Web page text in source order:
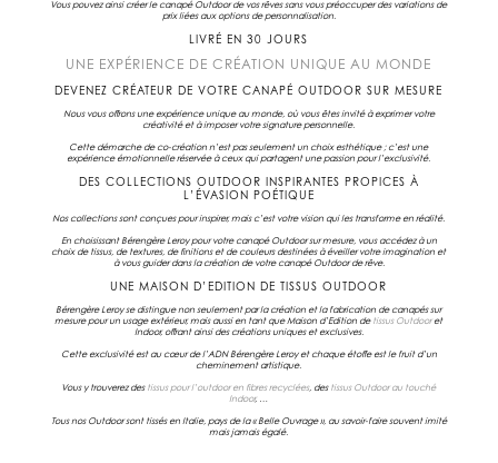
Vous pouvez ainsi créer le canapé Outdoorde vos rêves sans vous préoccuper des variations de
prix liées aux options de personnalisation.
LIVRÉ EN 30 JOURS
UNE EXPÉRIENCE DE CRÉATION UNIQUE AU MONDE
DEVENEZ CRÉATEUR DE VOTRE CANAPÉ OUTDOOR SUR MESURE
Nous vous offrons une expérience unique au monde, où vous êtes invité à exprimer votre
créativité et à imposer votre signature personnelle.
Cette démarche de co-création n’est pas seulement un choix esthétique ; c’est une
expérience émotionnelle réservée à ceux qui partagent une passion pour l’exclusivité.
DES COLLECTIONS OUTDOOR INSPIRANTES PROPICES À
L’ÉVASION POÉTIQUE
Nos collections sont conçues pour inspirer, mais c’est votre vision qui les transforme en réalité.
En choisissant Bérengère Leroy pour votre canapé Outdoor sur mesure, vous accédez à un
choix de tissus, de textures, de finitions et de couleurs destinées à éveiller votre imagination et
à vous guider dans la création de votre canapé Outdoorde rêve.
UNE MAISON D’EDITION DE TISSUS OUTDOOR
Bérengère Leroy se distingue non seulement par la création et la fabrication de canapés sur
mesure pour un usage extérieur, mais aussi en tant que Maison d’Edition de tissus Outdooret
Indoor, offrant ainsi des créations uniques et exclusives.
Cette exclusivité est au cœur de l’ADN Bérengère Leroy et chaque étoffe est le fruit d’un
cheminement artistique.
Vous y trouverez des tissus pour l’outdoor en fibres recyclées, des tissus Outdoor au touché
Indoor, …
Tous nos Outdoor sont tissés en Italie, pays de la « Belle Ouvrage », au savoir-faire souvent imité
mais jamais égalé.